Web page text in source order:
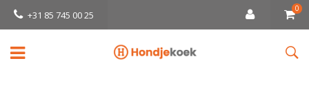
+31 85 745 00 25
0